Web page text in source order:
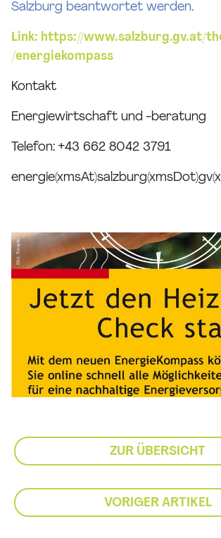
Salzburg beantwortet werden.
Link: https://www.salzburg.gv.at/
/energiekompass
Kontakt
Energiewirtschaft und -beratung
Telefon: +43 662 8042 3791
ZUR ÜBERSICHT
VORIGER ARTIKEL